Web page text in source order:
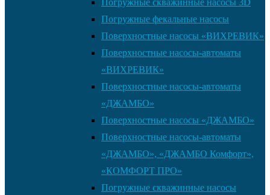
Погружные скважинные насосы 3D
Погружные фекальные насосы
Поверхностные насосы «ВИХРЕВИК»
Поверхностные насосы-автоматы
«ВИХРЕВИК»
Поверхностные насосы-автоматы
«ДЖАМБО»
Поверхностные насосы «ДЖАМБО»
Поверхностные насосы-автоматы
«ДЖАМБО», «ДЖАМБО Комфорт»,
«КОМФОРТ ПРО»
Погружные скважинные насосы